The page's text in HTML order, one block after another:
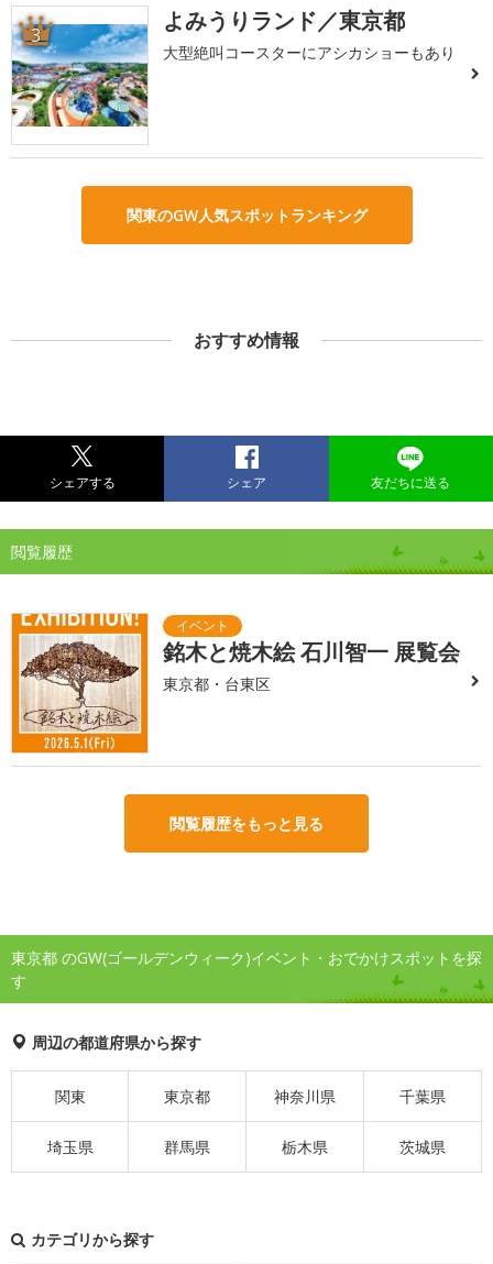
3 よみうりランド／東京都
大型絶叫コースターにアシカショーもあり
関東のGW人気スポットランキング
おすすめ情報
シェアする シェア 友だちに送る
閲覧履歴
銘木と焼木絵 石川智一 展覧会
東京都・台東区
閲覧履歴をもっと見る
東京都 のGW(ゴールデンウィーク)イベント・おでかけスポットを探
す
周辺の都道府県から探す
関東 東京都 神奈川県 千葉県
埼玉県 群馬県 栃木県 茨城県
カテゴリから探す